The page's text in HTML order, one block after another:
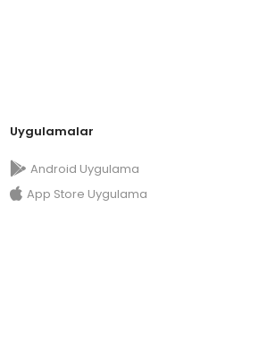
Uygulamalar
Android Uygulama
App Store Uygulama